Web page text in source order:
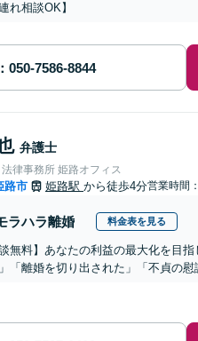
れ相談OK】
弁護士
律事務所 姫路オフィス
路市 姫路駅 から徒歩4分営業時間
ラハラ離婚 料金表を見る
談無料】あなたの利益の最大化を目
「離婚を切り出された」「不貞の